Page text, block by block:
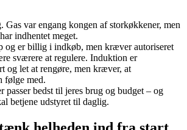
Gas var engang kongen af storkøkkener, men
indhentet meget.
og er billig i indkøb, men kræver autoriseret
sværere at regulere. Induktion er
og let at rengøre, men kræver, at
følge med.
bedst til jeres brug og budget – og
betjene udstyret til daglig.